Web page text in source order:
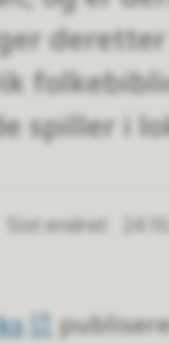
spiller i
Sist endret